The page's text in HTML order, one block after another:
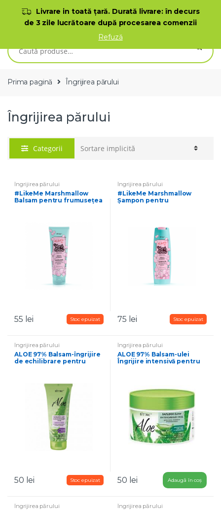
Prima pagină Îngrijirea părului
Îngrijirea părului
Categorii
Îngrijirea părului
#LikeMe Marshmallow
Balsam pentru frumusețea
55 lei
Îngrijirea părului
#LikeMe Marshmallow
Șampon pentru
75 lei
Îngrijirea părului
ALOE 97% Balsam-îngrijire
de echilibrare pentru
50 lei
Îngrijirea părului
ALOE 97% Balsam-ulei
Îngrijire intensivă pentru
50 lei Adaugă în coș
Îngrijirea părului Îngrijirea părului
Livrare in toată ţară. Durată livrare: în decurs
de 3 zile lucrătoare după procesarea comenzii
Refuză